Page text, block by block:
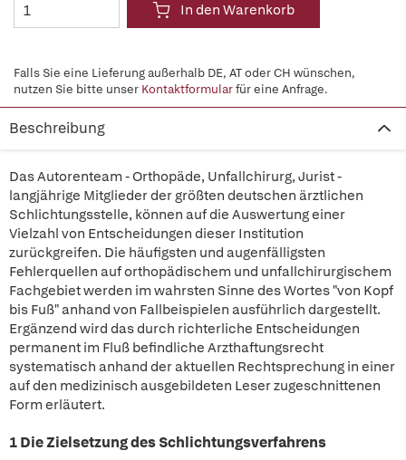
In den Warenkorb
Falls Sie eine Lieferung außerhalb DE, AT oder CH wünschen,
nutzen Sie bitte unser Kontaktformularfür eine Anfrage.
Beschreibung
Das Autorenteam - Orthopäde, Unfallchirurg, Jurist -
langjährige Mitglieder der größten deutschen ärztlichen
Schlichtungsstelle, können auf die Auswertung einer
Vielzahl von Entscheidungen dieser Institution
zurückgreifen. Die häufigsten und augenfälligsten
Fehlerquellen auf orthopädischem und unfallchirurgischem
Fachgebiet werden im wahrsten Sinne des Wortes "von Kopf
bis Fuß" anhand von Fallbeispielen ausführlich dargestellt.
Ergänzend wird das durch richterliche Entscheidungen
permanent im Fluß befindliche Arzthaftungsrecht
systematisch anhand der aktuellen Rechtsprechung in einer
auf den medizinisch ausgebildeten Leser zugeschnittenen
Form erläutert.
1 Die Zielsetzung des Schlichtungsverfahrens